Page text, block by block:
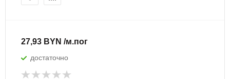
27,93 BYN /м.пог
достаточно